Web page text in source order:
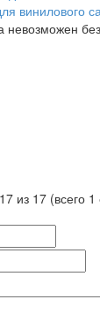
винилового
невозможен
из 17 (всего 1